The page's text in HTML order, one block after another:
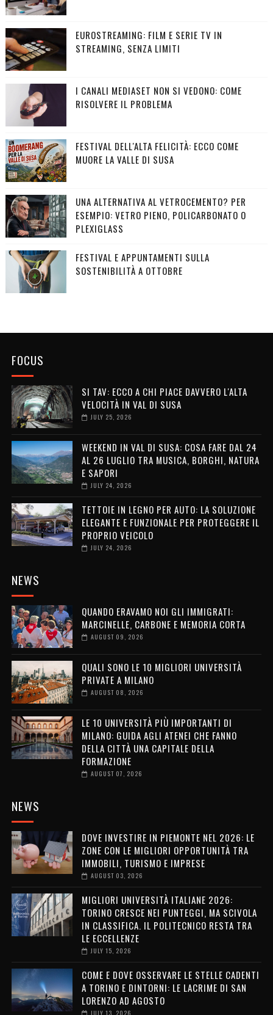
EUROSTREAMING: FILM E SERIE TV IN
STREAMING, SENZA LIMITI
I CANALI MEDIASET NON SI VEDONO: COME
RISOLVERE IL PROBLEMA
FESTIVAL DELL'ALTA FELICITÀ: ECCO COME
MUORE LA VALLE DI SUSA
UNA ALTERNATIVA AL VETROCEMENTO? PER
ESEMPIO: VETRO PIENO, POLICARBONATO O
PLEXIGLASS
FESTIVAL E APPUNTAMENTI SULLA
SOSTENIBILITÀ A OTTOBRE
FOCUS
SI TAV: ECCO A CHI PIACE DAVVERO L'ALTA
VELOCITÀ IN VAL DI SUSA
JULY 25, 2026
WEEKEND IN VAL DI SUSA: COSA FARE DAL 24
AL 26 LUGLIO TRA MUSICA, BORGHI, NATURA
E SAPORI
JULY 24, 2026
TETTOIE IN LEGNO PER AUTO: LA SOLUZIONE
ELEGANTE E FUNZIONALE PER PROTEGGERE IL
PROPRIO VEICOLO
JULY 24, 2026
NEWS
QUANDO ERAVAMO NOI GLI IMMIGRATI:
MARCINELLE, CARBONE E MEMORIA CORTA
AUGUST 09, 2026
QUALI SONO LE 10 MIGLIORI UNIVERSITÀ
PRIVATE A MILANO
AUGUST 08, 2026
LE 10 UNIVERSITÀ PIÙ IMPORTANTI DI
MILANO: GUIDA AGLI ATENEI CHE FANNO
DELLA CITTÀ UNA CAPITALE DELLA
FORMAZIONE
AUGUST 07, 2026
NEWS
DOVE INVESTIRE IN PIEMONTE NEL 2026: LE
ZONE CON LE MIGLIORI OPPORTUNITÀ TRA
IMMOBILI, TURISMO E IMPRESE
AUGUST 03, 2026
MIGLIORI UNIVERSITÀ ITALIANE 2026:
TORINO CRESCE NEI PUNTEGGI, MA SCIVOLA
IN CLASSIFICA. IL POLITECNICO RESTA TRA
LE ECCELLENZE
JULY 15, 2026
COME E DOVE OSSERVARE LE STELLE CADENTI
A TORINO E DINTORNI: LE LACRIME DI SAN
LORENZO AD AGOSTO
JULY 13, 2026